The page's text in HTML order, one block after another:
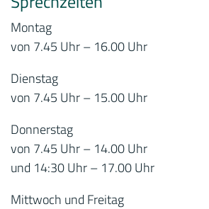
Montag
von 7.45 Uhr – 16.00 Uhr
Dienstag
von 7.45 Uhr – 15.00 Uhr
Donnerstag
von 7.45 Uhr – 14.00 Uhr
und 14:30 Uhr – 17.00 Uhr
Mittwoch und Freitag